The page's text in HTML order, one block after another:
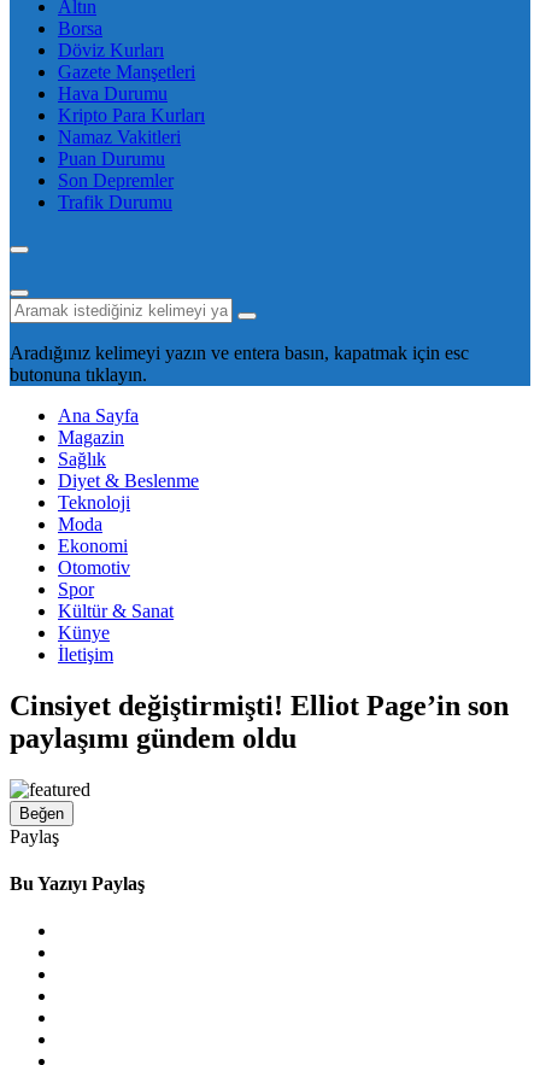
Altın
Borsa
Döviz Kurları
Gazete Manşetleri
Hava Durumu
Kripto Para Kurları
Namaz Vakitleri
Puan Durumu
Son Depremler
Trafik Durumu
Aradığınız kelimeyi yazın ve entera basın, kapatmak için esc
butonuna tıklayın.
Ana Sayfa
Magazin
Sağlık
Diyet & Beslenme
Teknoloji
Moda
Ekonomi
Otomotiv
Spor
Kültür & Sanat
Künye
İletişim
Cinsiyet değiştirmişti! Elliot Page’in son
paylaşımı gündem oldu
Beğen
Paylaş
Bu Yazıyı Paylaş